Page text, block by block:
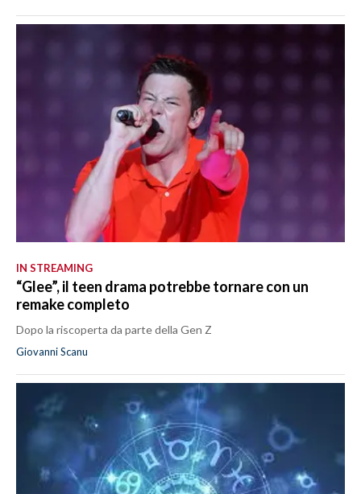
IN STREAMING
“Glee”, il teen drama potrebbe tornare con un
remake completo
Dopo la riscoperta da parte della Gen Z
Giovanni Scanu